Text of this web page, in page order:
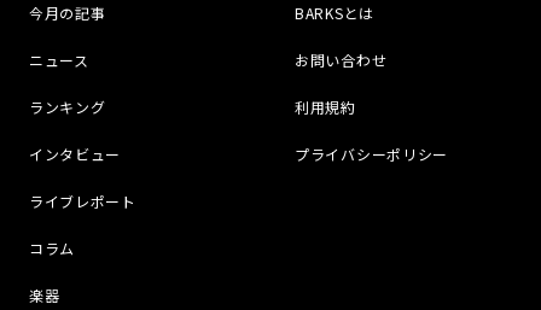
今月の記事
ニュース
ランキング
インタビュー
ライブレポート
コラム
楽器
BARKSとは
お問い合わせ
利用規約
プライバシーポリシー